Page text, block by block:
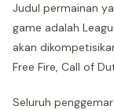
Judul permainan
game adalah
akan
Free Fire, Call of
Seluruh